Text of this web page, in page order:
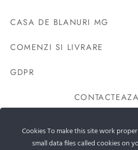
CASA DE BLANURI MG
COMENZI SI LIVRARE
GDPR
Sos. Stefan cel Mare 46
Cookies To make this site work
small data files called cookies on